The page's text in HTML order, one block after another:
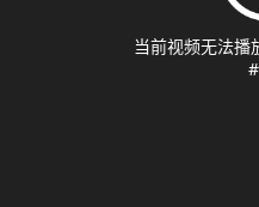
当前视频无法播